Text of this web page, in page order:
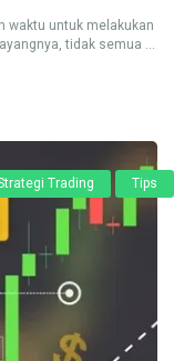
waktu untuk melakukan
tidak semua ...
Trading Tips